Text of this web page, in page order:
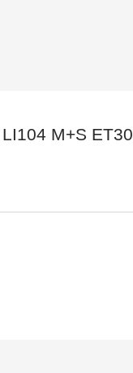
M+S ET30